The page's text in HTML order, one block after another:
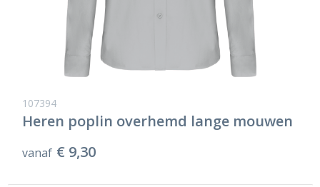
107394
Heren poplin overhemd lange mouwen
vanaf € 9,30